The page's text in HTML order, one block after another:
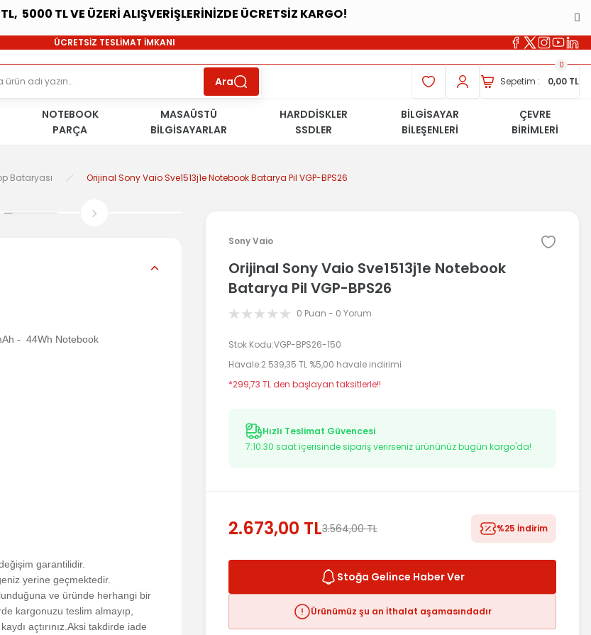
5000 TL VE ÜZERİ ALIŞVERİŞLERİNİZDE ÜCRETSİZ KARGO!
ÜCRETSİZ TESLİMAT İMKANI
ÜCRETSİZ TESLİMAT İMKANI
KOŞULSUZ İADE HAKKI
SÜRDÜRÜLEBİLİR ÜRÜNLER
Ara Sepetim : 0,00 TL
0
NOTEBOOK
PARÇA
MASAÜSTÜ
BİLGİSAYARLAR
HARDDİSKLER
SSDLER
BİLGİSAYAR
BİLEŞENLERİ
ÇEVRE
BİRİMLERİ
Bataryası Orijinal Sony Vaio Sve1513j1e Notebook Batarya Pil VGP-BPS26
- 44Wh Notebook
garantilidir.
yerine geçmektedir.
ve üründe herhangi bir
kargonuzu teslim almayıp,
açtırınız.Aksi takdirde iade
Sony Vaio
Orijinal Sony Vaio Sve1513j1e Notebook
Batarya Pil VGP-BPS26
0 Puan - 0 Yorum
Stok Kodu VGP-BPS26-150
Havale 2.539,35 TL %5,00 havale indirimi
*299,73 TL den başlayan taksitlerle!!
Hızlı Teslimat Güvencesi
7:10:29 saat içerisinde sipariş verirseniz ürününüz bugün kargo'da!
2.673,00 TL3.564,00 TL %25 İndirim
Stoğa Gelince Haber Ver
Ürünümüz şu an İthalat aşamasındadır